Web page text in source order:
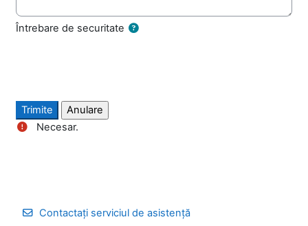
Întrebare de securitate
Necesar.
Contactați serviciul de asistență